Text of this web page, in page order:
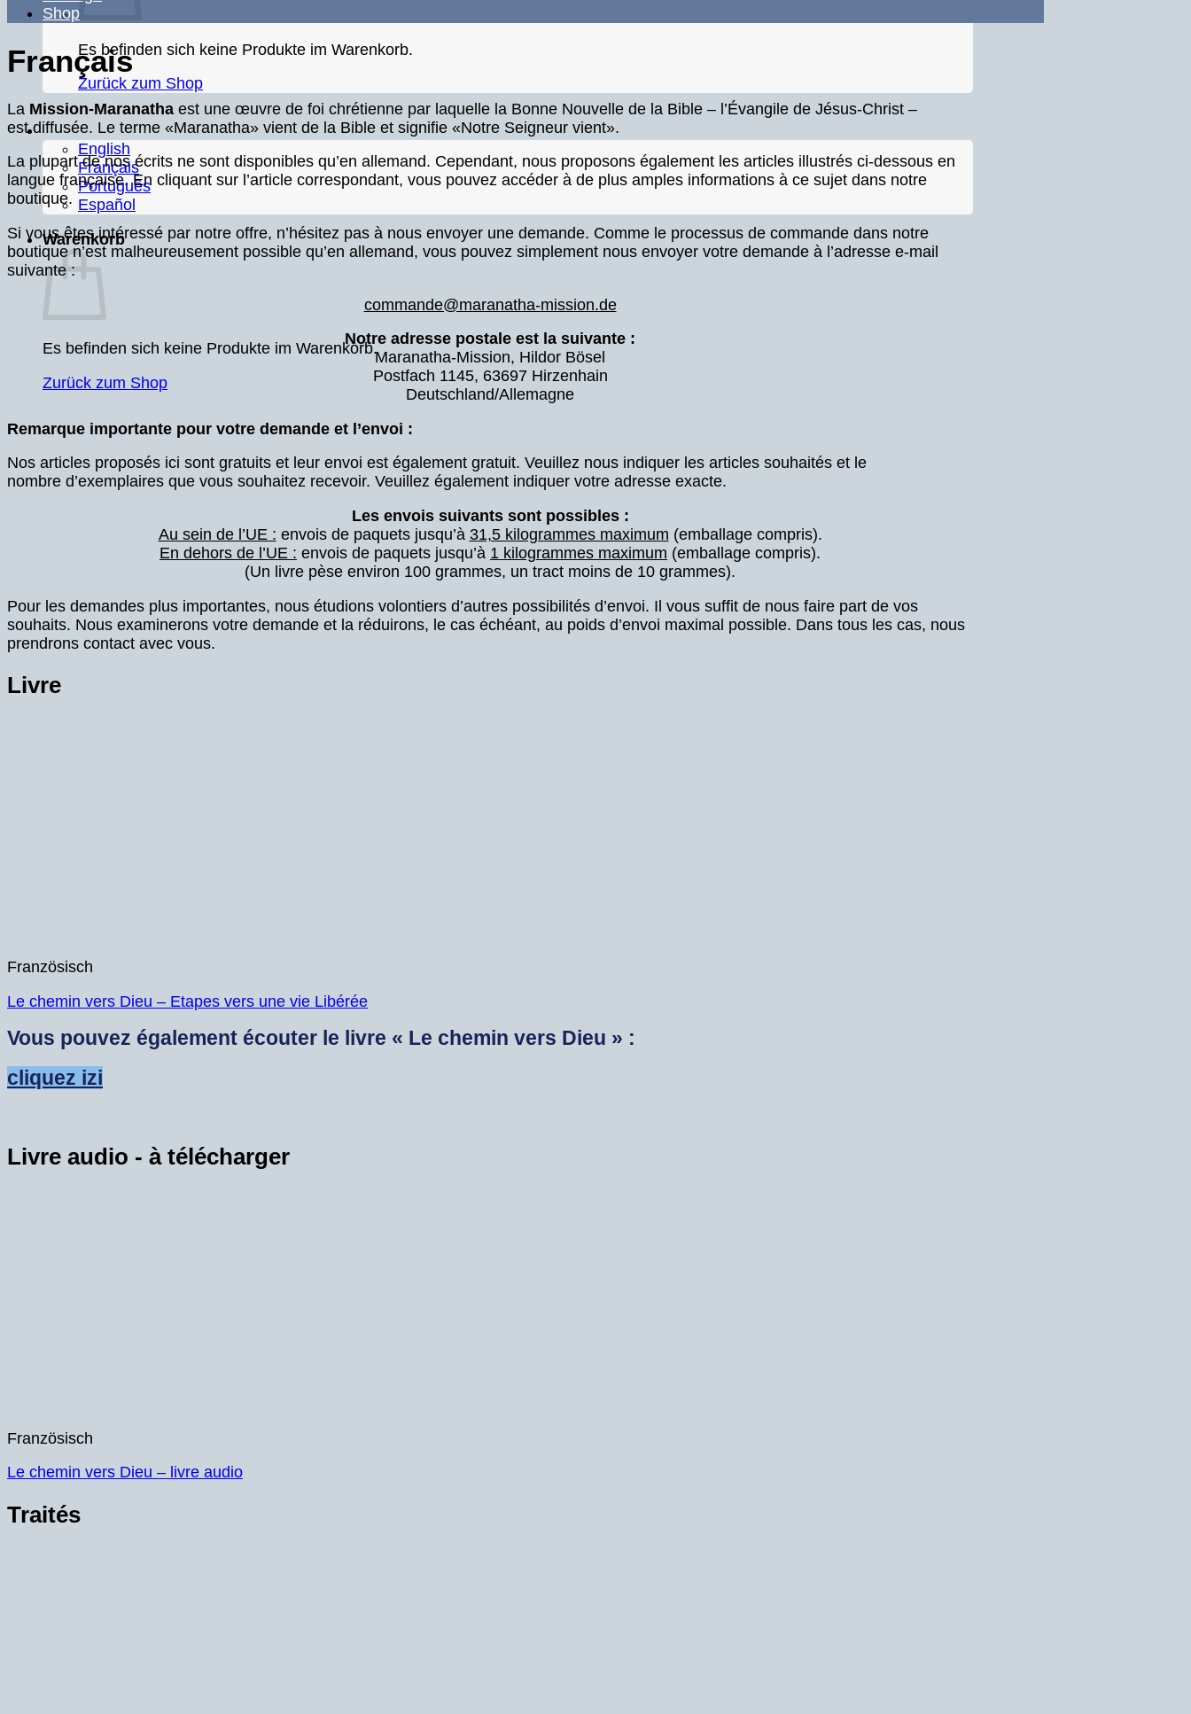
Es befinden sich keine Produkte im Warenkorb.
Zurück zum Shop
English
Français
Português
Español
Warenkorb
Es befinden sich keine Produkte im Warenkorb.
Zurück zum Shop
Shop
Français
La Mission-Maranatha est une œuvre de foi chrétienne par laquelle la Bonne Nouvelle de la Bible – l’Évangile de Jésus-Christ –
est diffusée. Le terme «Maranatha» vient de la Bible et signifie «Notre Seigneur vient».
La plupart de nos écrits ne sont disponibles qu’en allemand. Cependant, nous proposons également les articles illustrés ci-dessous en
langue française. En cliquant sur l’article correspondant, vous pouvez accéder à de plus amples informations à ce sujet dans notre
boutique.
Si vous êtes intéressé par notre offre, n’hésitez pas à nous envoyer une demande. Comme le processus de commande dans notre
boutique n’est malheureusement possible qu’en allemand, vous pouvez simplement nous envoyer votre demande à l’adresse e-mail
suivante :
commande@maranatha-mission.de
Notre adresse postale est la suivante :
Maranatha-Mission, Hildor Bösel
Postfach 1145, 63697 Hirzenhain
Deutschland/Allemagne
Remarque importante pour votre demande et l’envoi :
Nos articles proposés ici sont gratuits et leur envoi est également gratuit. Veuillez nous indiquer les articles souhaités et le
nombre d’exemplaires que vous souhaitez recevoir. Veuillez également indiquer votre adresse exacte.
Les envois suivants sont possibles :
Au sein de l’UE : envois de paquets jusqu’à 31,5 kilogrammes maximum (emballage compris).
En dehors de l’UE : envois de paquets jusqu’à 1 kilogrammes maximum (emballage compris).
(Un livre pèse environ 100 grammes, un tract moins de 10 grammes).
Pour les demandes plus importantes, nous étudions volontiers d’autres possibilités d’envoi. Il vous suffit de nous faire part de vos
souhaits. Nous examinerons votre demande et la réduirons, le cas échéant, au poids d’envoi maximal possible. Dans tous les cas, nous
prendrons contact avec vous.
Livre
Französisch
Le chemin vers Dieu – Etapes vers une vie Libérée
Vous pouvez également écouter le livre « Le chemin vers Dieu » :
cliquez izi
Livre audio - à télécharger
Französisch
Le chemin vers Dieu – livre audio
Traités